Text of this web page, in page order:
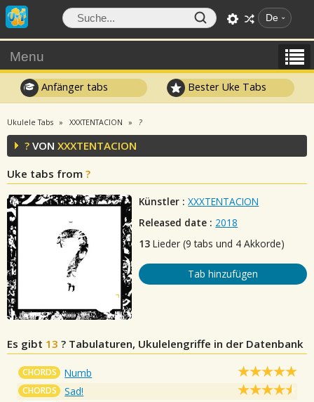
De
Menu
Anfänger tabs Bester Uke Tabs
Ukulele Tabs XXXTENTACION ?
? VON XXXTENTACION
Uke tabs from ?
Künstler : XXXTENTACION
Released date : 2018
13 Lieder (9 tabs und 4 Akkorde)
Tab hinzufügen
Es gibt 13 ? Tabulaturen, Ukulelengriffe in der Datenbank
CHORDS Numb
CHORDS Sad!